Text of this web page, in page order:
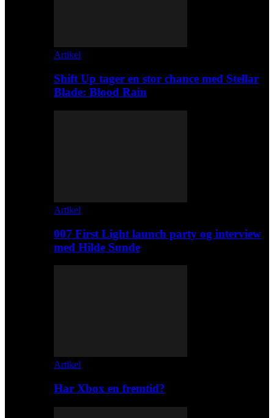
Artikel
Shift Up tager en stor chance med Stellar
Blade: Blood Rain
Artikel
007 First Light launch party og interview
med Hilde Sunde
Artikel
Har Xbox en fremtid?